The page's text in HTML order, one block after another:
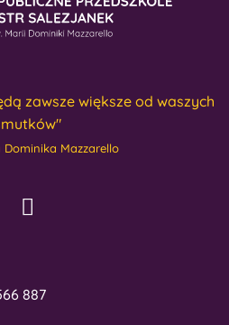
zawsze większe od waszych
Dominika Mazzarello
887